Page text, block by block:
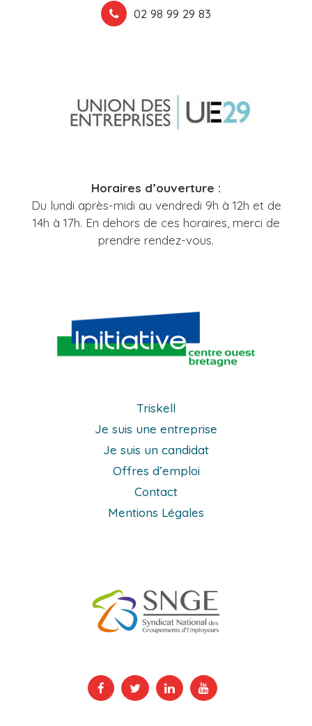
02 98 99 29 83
Horaires d’ouverture :
Du lundi après-midi au vendredi 9h à 12h et de
14h à 17h. En dehors de ces horaires, merci de
prendre rendez-vous.
Triskell
Je suis une entreprise
Je suis un candidat
Offres d’emploi
Contact
Mentions Légales